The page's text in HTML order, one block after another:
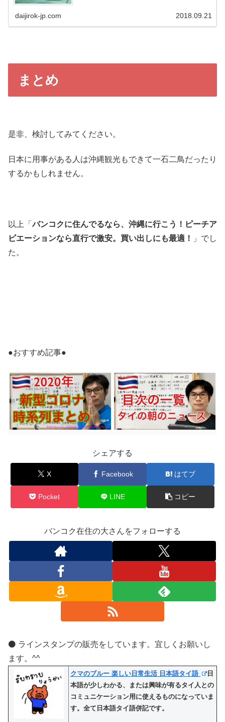
daijirok-jp.com 2018.09.21
まとめ
是非、検討してみてください。
日本に用事がある人は沖縄観光もできて一石二鳥だったり
するかもしれません。
以上「バンコクに住んでるなら、沖縄に行こう！ピーチア
ビエーションなら直行で激安。買い出しにも最適！
」でし
た。
●おすすめ記事●
シェアする
X Facebook はてブ
Pocket LINE コピー
バンコク在住の大さんをフォローする
⚫️ ラインスタンプの販売をしています。宜しくお願いし
ます。^^
クマのブルー 楽しい日常生活 日本語タイ語
日
本語が少しわかる、または興味が有るタイ人との
コミュニケーション用に使えるものになっていま
す。全て日本語タイ語併記です。